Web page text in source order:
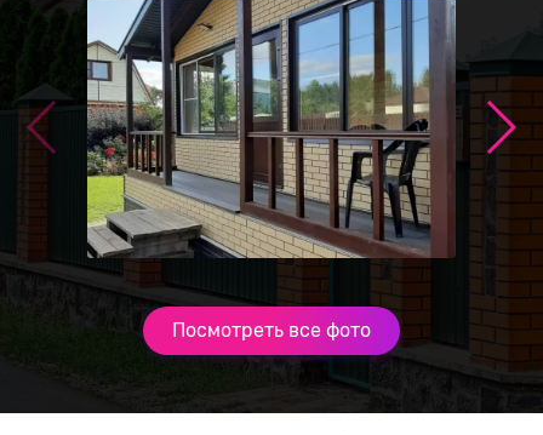
Посмотреть все фото